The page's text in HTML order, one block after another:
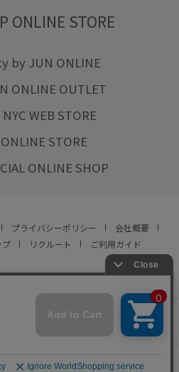
ONLINE STORE
by JUN ONLINE
ONLINE OUTLET
WEB STORE
STORE
ONLINE SHOP
プライバシーポリシー
会社概要
プ リクルート ご利用ガイド
RIGHTS RESERVED.
カートに入れる